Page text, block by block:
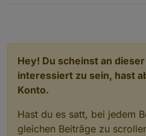
Hey! Du scheinst an
interessiert zu sein, hast
Konto.
Hast du es satt, bei jedem
gleichen Beiträge zu